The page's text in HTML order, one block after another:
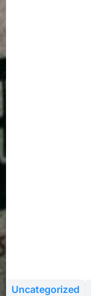
Uncategorized